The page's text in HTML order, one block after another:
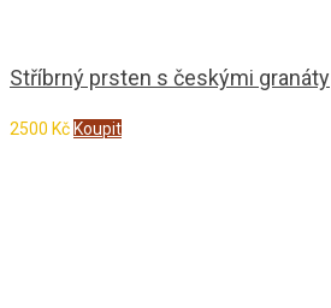
Stříbrný prsten s českými granáty
2500 Kč Koupit